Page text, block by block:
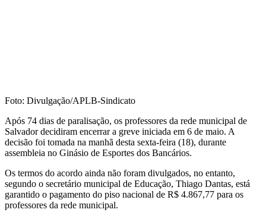
Foto: Divulgação/APLB-Sindicato
Após 74 dias de paralisação, os professores da rede municipal de
Salvador decidiram encerrar a greve iniciada em 6 de maio. A
decisão foi tomada na manhã desta sexta-feira (18), durante
assembleia no Ginásio de Esportes dos Bancários.
Os termos do acordo ainda não foram divulgados, no entanto,
segundo o secretário municipal de Educação, Thiago Dantas, está
garantido o pagamento do piso nacional de R$ 4.867,77 para os
professores da rede municipal.